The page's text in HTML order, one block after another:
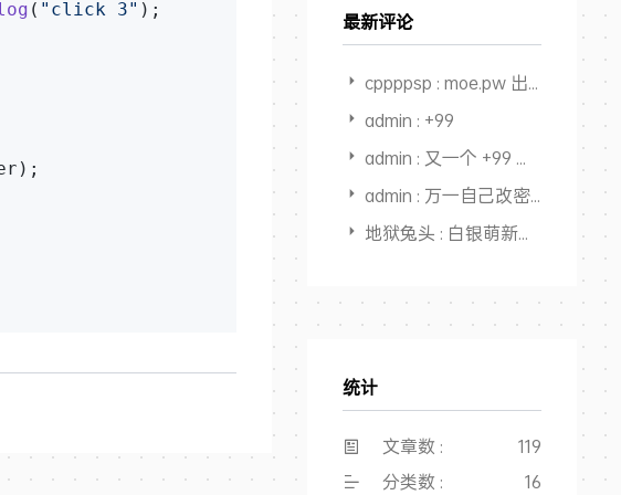
( "click 3" );
最新评论
cppppsp : moe.pw 出不出
admin : +99
admin : 又一个 +99 感觉快回本，开始赚钱了
admin : 万一自己改密码后忘了，还能从记录里面找出来，又一个用途，
地狱兔头 : 白银萌新搜教程点进来，全是干货，大佬NB👍
统计
文章数 :
119
分类数 :
16